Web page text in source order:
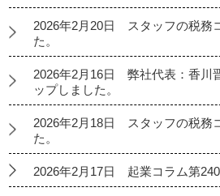
2026年2月20日 スタッフの税務
た。
2026年2月16日 弊社代表：香川
ップしました。
2026年2月18日 スタッフの税務
た。
2026年2月17日 起業コラム第240